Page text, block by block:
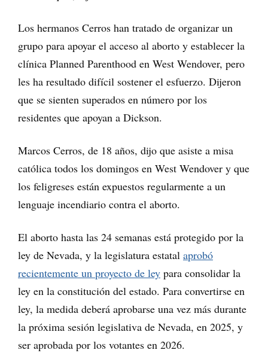
Los hermanos Cerros han tratado de organizar un
grupo para apoyar el acceso al aborto y establecer la
clínica Planned Parenthood en West Wendover, pero
les ha resultado difícil sostener el esfuerzo. Dijeron
que se sienten superados en número por los
residentes que apoyan a Dickson.
Marcos Cerros, de 18 años, dijo que asiste a misa
católica todos los domingos en West Wendover y que
los feligreses están expuestos regularmente a un
lenguaje incendiario contra el aborto.
El aborto hasta las 24 semanas está protegido por la
ley de Nevada, y la legislatura estatal aprobó
recientemente un proyecto de ley para consolidar la
ley en la constitución del estado. Para convertirse en
ley, la medida deberá aprobarse una vez más durante
la próxima sesión legislativa de Nevada, en 2025, y
ser aprobada por los votantes en 2026.